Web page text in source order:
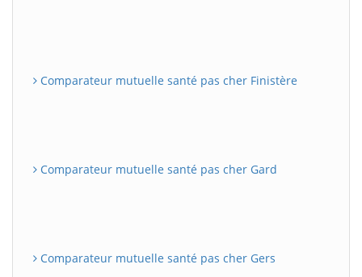
Comparateur mutuelle santé pas cher Finistère
Comparateur mutuelle santé pas cher Gard
Comparateur mutuelle santé pas cher Gers